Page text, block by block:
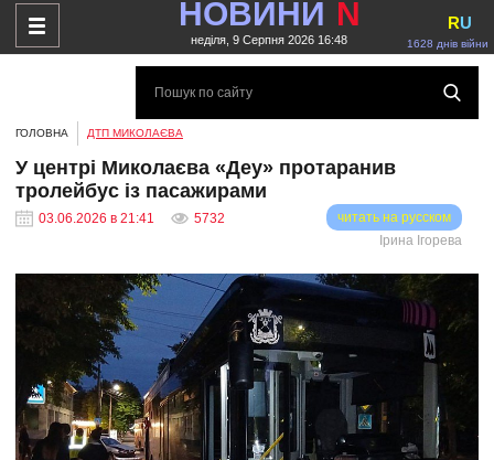
НОВИНИ N
неділя, 9 Серпня 2026 16:48 1628 днів війни
RU
ГОЛОВНА ДТП МИКОЛАЄВА
У центрі Миколаєва «Деу» протаранив
тролейбус із пасажирами
03.06.2026 в 21:41 5732
читать на русском
Ірина Ігорева